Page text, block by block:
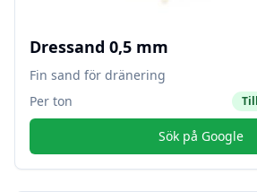
Dressand 0,5 mm
Fin sand för dränering
Per ton
Sök på Google